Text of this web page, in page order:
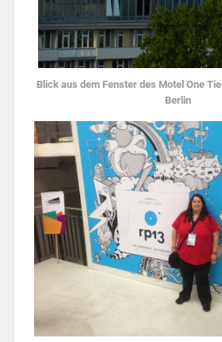
Blick aus dem Fenster des Motel One
Berlin